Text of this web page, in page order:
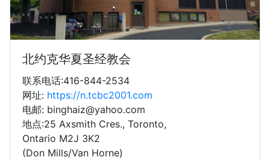
北约克华夏圣经教会
联系电话:416-844-2534
网址: https://n.tcbc2001.com
电邮: binghaiz@yahoo.com
地点:25 Axsmith Cres., Toronto,
Ontario M2J 3K2
(Don Mills/Van Horne)